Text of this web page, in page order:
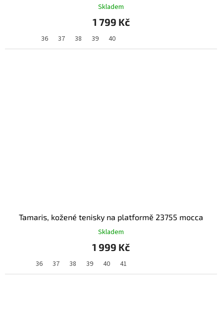
Skladem
1 799 Kč
36 37 38 39 40
Tamaris, kožené tenisky na platformě 23755 mocca
Skladem
1 999 Kč
36 37 38 39 40 41